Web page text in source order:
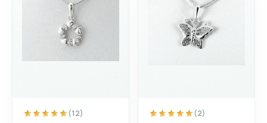
(12) (2)